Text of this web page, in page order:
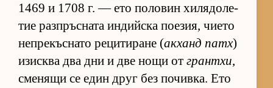
1469 и 1708 г. — ето по­ло­вин хи­ля­до­ле­
тие раз­п­ръс­ната ин­дийска по­е­зия, чи­ето
неп­ре­къс­нато ре­ци­ти­ране (ак­ханд патх)
изис­ква два дни и две нощи от грантхи,
сме­нящи се един друг без по­чив­ка. Ето